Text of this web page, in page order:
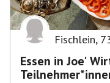
Fischlein,
Essen in Joe'